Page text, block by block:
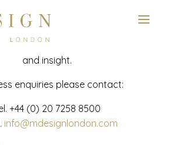
News
project and advisory news
and insight.
enquiries please contact:
+44 (0) 20 7258 8500
info@mdesignlondon.com